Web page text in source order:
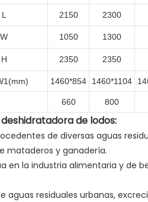
L 2150 2300
W 1050 1300
H 2350 2350
1460*854 1460*1104
660 800
de lodos:
de diversas aguas
mataderos y ganadería.
en la industria alimentaria y de
aguas residuales urbanas,